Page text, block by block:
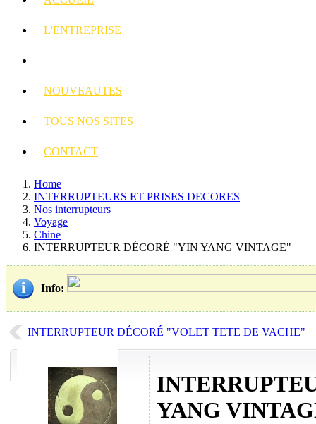
L'ENTREPRISE
NOUVEAUTES
TOUS NOS SITES
CONTACT
Home
INTERRUPTEURS ET PRISES DECORES
Nos interrupteurs
Voyage
Chine
INTERRUPTEUR DÉCORÉ "YIN YANG VINTAGE"
Info:
INTERRUPTEUR DÉCORÉ "VOLET TETE DE VACHE"
YANG